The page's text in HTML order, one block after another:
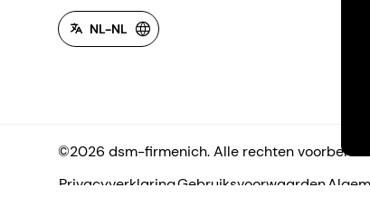
NL-NL
©2026 dsm-firmenich. Alle rechten
PrivacyverklaringGebruiksvoorwaarden